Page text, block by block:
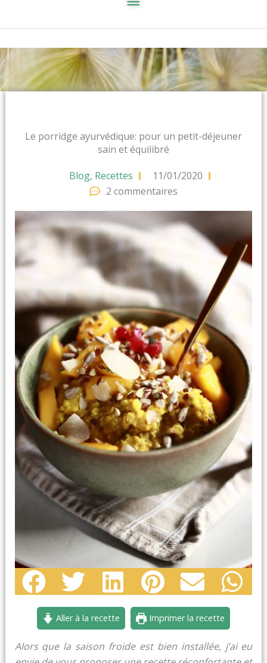
Le porridge ayurvédique: pour un petit-déjeuner
sain et équilibré
Blog, Recettes
11/01/2020
2 commentaires
Aller à la recette Imprimer la recette
Alors que la saison froide est bien installée, j’ai eu
minutes minutes minutes